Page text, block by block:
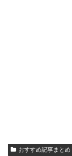
おすすめ記事まとめ